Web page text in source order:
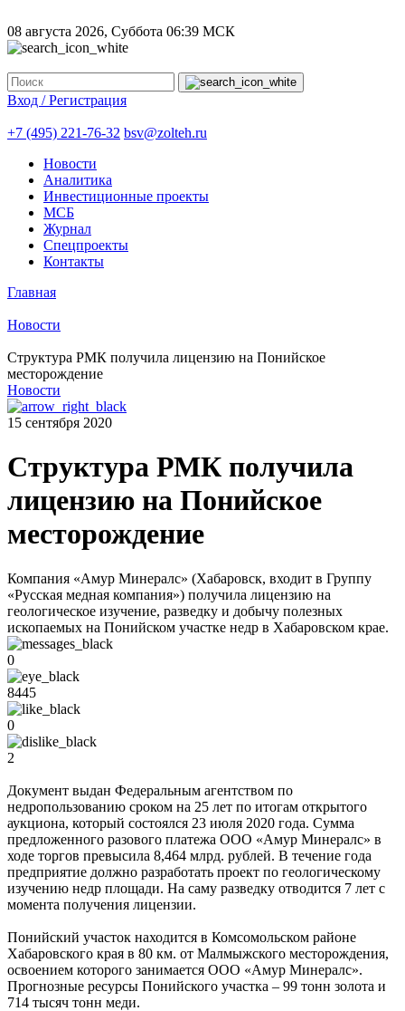
08 августа 2026, Суббота 06:39 МСК
Вход / Регистрация
+7 (495) 221-76-32 bsv@zolteh.ru
Новости
Аналитика
Инвестиционные проекты
МСБ
Журнал
Спецпроекты
Контакты
Главная
Новости
Структура РМК получила лицензию на Понийское
месторождение
Новости
15 сентября 2020
Структура РМК получила
лицензию на Понийское
месторождение
Компания «Амур Минералс» (Хабаровск, входит в Группу
«Русская медная компания») получила лицензию на
геологическое изучение, разведку и добычу полезных
ископаемых на Понийском участке недр в Хабаровском крае.
0
8445
0
2
Документ выдан Федеральным агентством по
недропользованию сроком на 25 лет по итогам открытого
аукциона, который состоялся 23 июля 2020 года. Сумма
предложенного разового платежа ООО «Амур Минералс» в
ходе торгов превысила 8,464 млрд. рублей. В течение года
предприятие должно разработать проект по геологическому
изучению недр площади. На саму разведку отводится 7 лет с
момента получения лицензии.
Понийский участок находится в Комсомольском районе
Хабаровского края в 80 км. от Малмыжского месторождения,
освоением которого занимается ООО «Амур Минералс».
Прогнозные ресурсы Понийского участка – 99 тонн золота и
714 тысяч тонн меди.